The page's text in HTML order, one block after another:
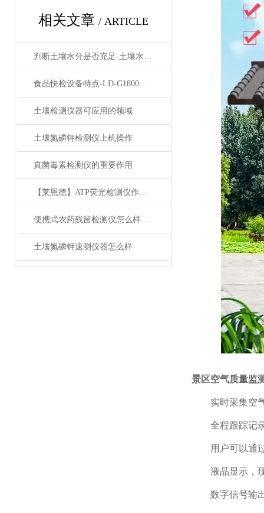
相关文章 / ARTICLE
判断土壤水分是否充足-土壤水势测定仪
食品快检设备特点-LD-G1800肉类食品安全检测仪-莱恩德食品检测仪
土壤检测仪器可应用的领域
土壤氮磷钾检测仪上机操作
真菌毒素检测仪的重要作用
【莱恩德】ATP荧光检测仪作用介绍
便携式农药残留检测仪怎么样@莱恩德
土壤氮磷钾速测仪器怎么样
景区空气质量监
实时采集空气
全程跟踪记录
用户可以通过
液晶显示，现
数字信号输出